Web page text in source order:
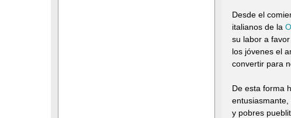
Desde el
italianos de la
su labor a
los jóvenes el
convertir para
De esta forma
y pobres